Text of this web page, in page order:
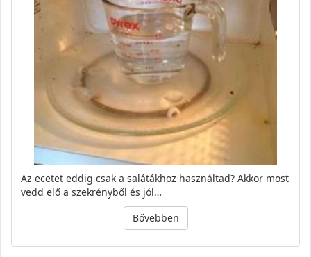
Az ece­tet eddig csak a sa­lá­ták­hoz hasz­nál­tad? Akkor most
vedd elő a szek­rény­ből és jól…
Bővebben